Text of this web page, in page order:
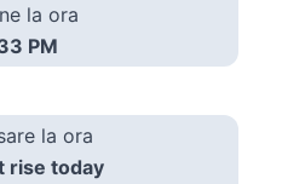
la ora
PM
la ora
rise today